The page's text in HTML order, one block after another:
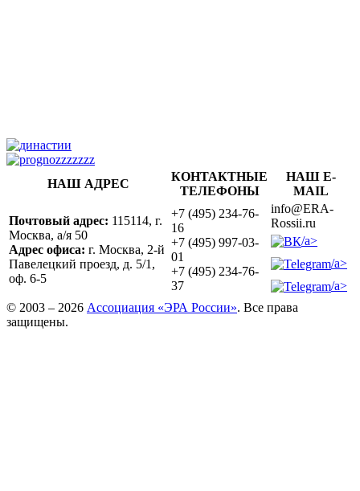
НАШ АДРЕС
КОНТАКТНЫЕ
ТЕЛЕФОНЫ
НАШ E-
MAIL
Почтовый адрес: 115114, г.
Москва, а/я 50
Адрес офиса: г. Москва, 2-й
Павелецкий проезд, д. 5/1,
оф. 6-5
+7 (495) 234-76-
16
+7 (495) 997-03-
01
+7 (495) 234-76-
37
info@ERA-
Rossii.ru
/a>
/a>
/a>
© 2003 – 2026 Ассоциация «ЭРА России». Все права
защищены.